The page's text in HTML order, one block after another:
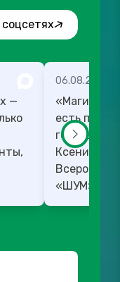
—
06.08.2026
«Магию
есть план,
готовы в
Ксения